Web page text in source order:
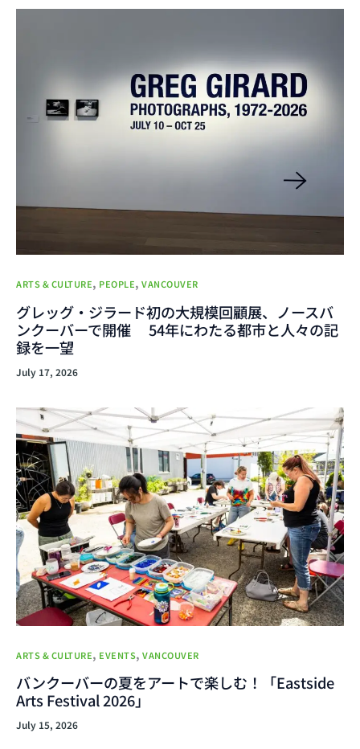
ARTS & CULTURE, PEOPLE, VANCOUVER
グレッグ・ジラード初の大規模回顧展、ノースバ
ンクーバーで開催 54年にわたる都市と人々の記
録を一望
July 17, 2026
ARTS & CULTURE, EVENTS, VANCOUVER
バンクーバーの夏をアートで楽しむ！「Eastside
Arts Festival 2026」
July 15, 2026